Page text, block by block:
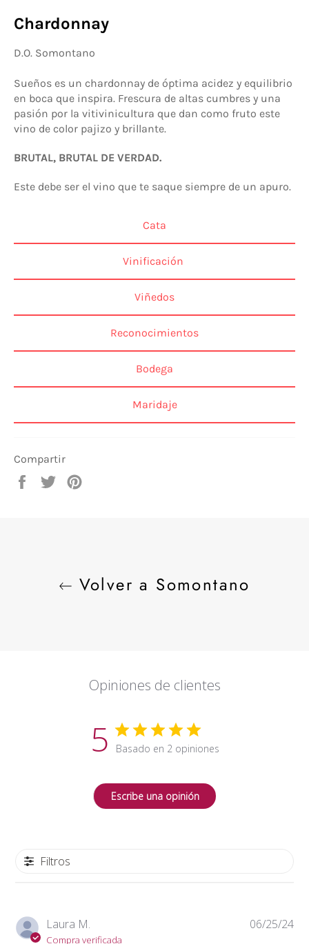
Chardonnay
D.O. Somontano
Sueños es un chardonnay de óptima acidez y equilibrio
en boca que inspira. Frescura de altas cumbres y una
pasión por la vitivinicultura que dan como fruto este
vino de color pajizo y brillante.
BRUTAL, BRUTAL DE VERDAD.
Este debe ser el vino que te saque siempre de un apuro.
Cata
Vinificación
Viñedos
Reconocimientos
Bodega
Maridaje
Compartir
Compartir
Tuitear
Volver a Somontano
Opiniones de clientes
5 Basado en 2 opiniones
Escribe una opinión
Filtros
Laura M.
Compra verificada
06/25/24